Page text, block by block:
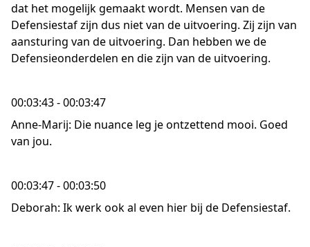
dat het mogelijk gemaakt wordt. Mensen van de
Defensiestaf zijn dus niet van de uitvoering. Zij zijn van
aansturing van de uitvoering. Dan hebben we de
Defensieonderdelen en die zijn van de uitvoering.
00:03:43 - 00:03:47
Anne-Marij: Die nuance leg je ontzettend mooi. Goed
van jou.
00:03:47 - 00:03:50
Deborah: Ik werk ook al even hier bij de Defensiestaf.